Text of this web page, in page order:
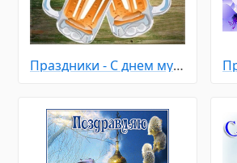
Праздники - С днем мужчин